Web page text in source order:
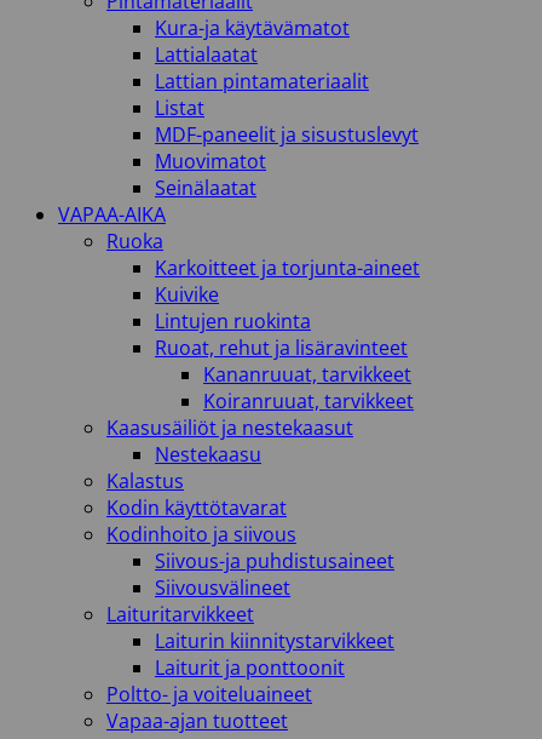
Kura-ja käytävämatot
Lattialaatat
Lattian pintamateriaalit
Listat
MDF-paneelit ja sisustuslevyt
Muovimatot
Seinälaatat
VAPAA-AIKA
Ruoka
Karkoitteet ja torjunta-aineet
Kuivike
Lintujen ruokinta
Ruoat, rehut ja lisäravinteet
Kananruuat, tarvikkeet
Koiranruuat, tarvikkeet
Kaasusäiliöt ja nestekaasut
Nestekaasu
Kalastus
Kodin käyttötavarat
Kodinhoito ja siivous
Siivous-ja puhdistusaineet
Siivousvälineet
Laituritarvikkeet
Laiturin kiinnitystarvikkeet
Laiturit ja ponttoonit
Poltto- ja voiteluaineet
Vapaa-ajan tuotteet